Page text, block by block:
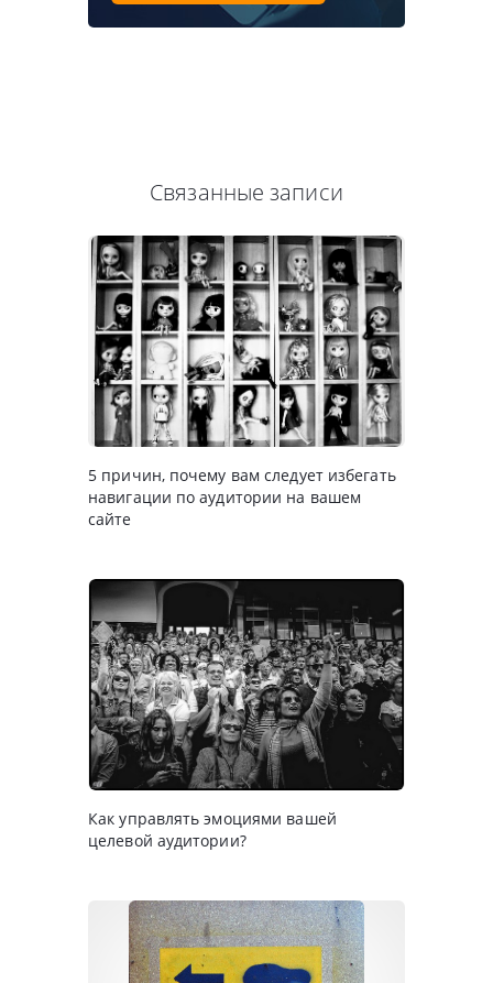
Связанные записи
5 причин, почему вам следует избегать
навигации по аудитории на вашем
сайте
Как управлять эмоциями вашей
целевой аудитории?